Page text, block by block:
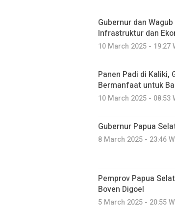
Gubernur dan
Infrastruktur dan
10 March 2025 - 19:27
Panen Padi di Kaliki,
Bermanfaat untuk
10 March 2025 - 08:53
Gubernur Papua
8 March 2025 - 23:46
Pemprov Papua
Boven Digoel
5 March 2025 - 20:55